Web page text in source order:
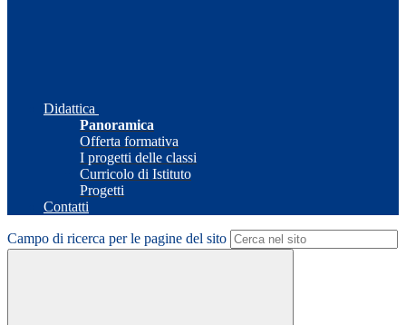
Didattica
Panoramica
Offerta formativa
I progetti delle classi
Curricolo di Istituto
Progetti
Contatti
Campo di ricerca per le pagine del sito